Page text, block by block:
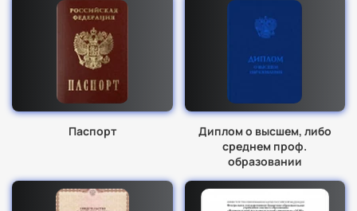
Паспорт
Диплом о высшем, либо
среднем проф.
образовании